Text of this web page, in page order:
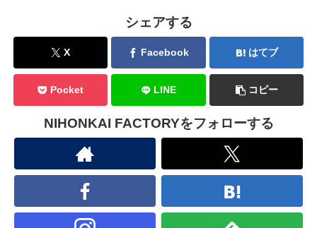
シェアする
X Facebook はてブ
Pocket LINE コピー
NIHONKAI FACTORYをフォローする